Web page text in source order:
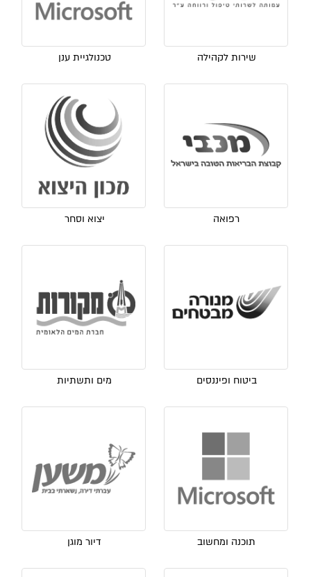
שירות לקהילה טכנולגיית ענן
רפואה יצוא וסחר
ביטוח ופיננסים מים ותשתיות
תוכנה ומחשוב דיור מוגן